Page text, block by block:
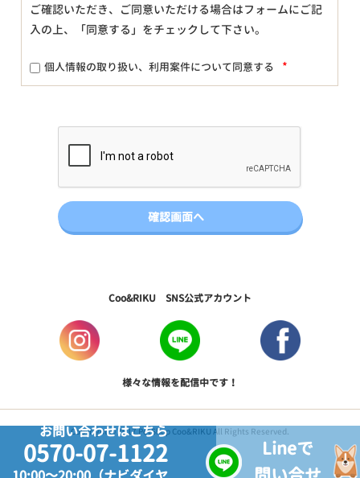
ご確認いただき、ご同意いただける場合はフォームにご記
入の上、「同意する」をチェックして下さい。
個人情報の取り扱い、利用案件について同意する *
お問い合わせはこちら
0570-07-1122
Lineで
Coo&RIKU SNS公式アカウント
様々な情報を配信中です！
Copyright © 2017 PetShop Coo&RIKU All Rights Reserved.